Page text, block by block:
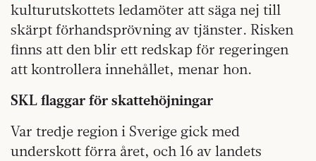
kulturutskottets ledamöter att säga nej till
skärpt förhandsprövning av tjänster. Risken
finns att den blir ett redskap för regeringen
att kontrollera innehållet, menar hon.
SKL flaggar för skattehöjningar
Var tredje region i Sverige gick med
underskott förra året, och 16 av landets